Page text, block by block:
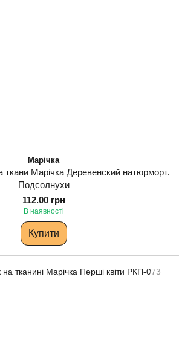
Марічка
Марічка Деревенский натюрморт.
Подсолнухи
112.00 грн
В наявності
Купити